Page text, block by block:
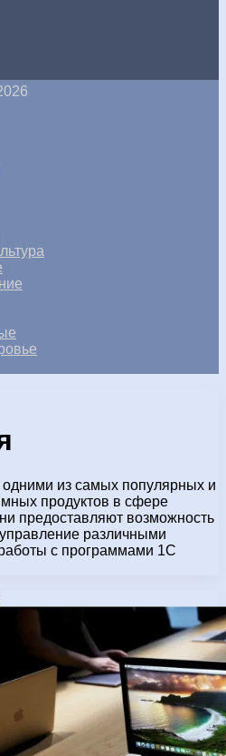
из самых популярных и
продуктов в сфере
предоставляют возможность
различными
с программами 1С